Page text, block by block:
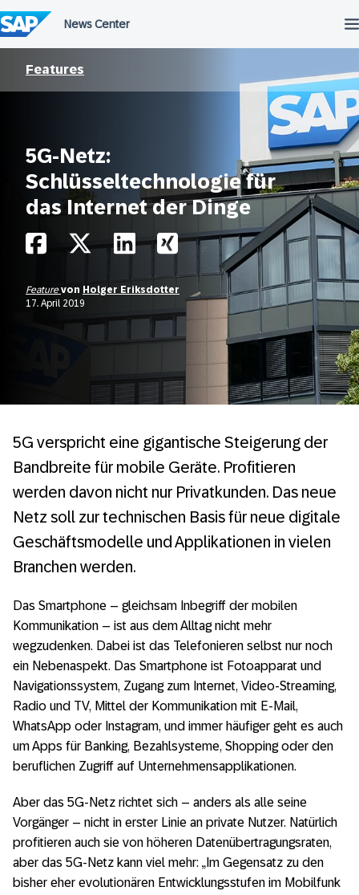
Features
5G-Netz:
Schlüsseltechnologie für
das Internet der Dinge
Featurevon Holger Eriksdotter
17. April 2019
5G verspricht eine gigantische Steigerung der
Bandbreite für mobile Geräte. Profitieren
werden davon nicht nur Privatkunden. Das neue
Netz soll zur technischen Basis für neue digitale
Geschäftsmodelle und Applikationen in vielen
Branchen werden.
Das Smartphone – gleichsam Inbegriff der mobilen
Kommunikation – ist aus dem Alltag nicht mehr
wegzudenken. Dabei ist das Telefonieren selbst nur noch
ein Nebenaspekt. Das Smartphone ist Fotoapparat und
Navigationssystem, Zugang zum Internet, Video-Streaming,
Radio und TV, Mittel der Kommunikation mit E-Mail,
WhatsApp oder Instagram, und immer häufiger geht es auch
um Apps für Banking, Bezahlsysteme, Shopping oder den
beruflichen Zugriff auf Unternehmensapplikationen.
Aber das 5G-Netz richtet sich – anders als alle seine
Vorgänger – nicht in erster Linie an private Nutzer. Natürlich
profitieren auch sie von höheren Datenübertragungsraten,
aber das 5G-Netz kann viel mehr: „Im Gegensatz zu den
bisher eher evolutionären Entwicklungsstufen im Mobilfunk